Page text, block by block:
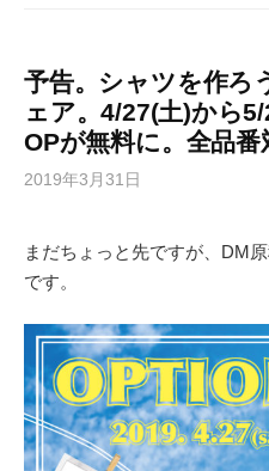
予告。シャツを作ろ
ェア。4/27(土)から
OPが無料に。全品番
2019年3月31日
まだちょっと先ですが、DM
です。